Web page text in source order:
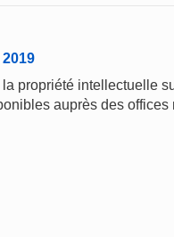
propriété intellectuelle
auprès des offices